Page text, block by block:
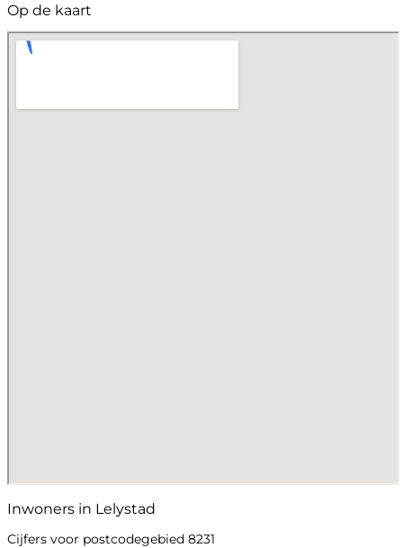
Op de kaart
Inwoners in Lelystad
Cijfers voor postcodegebied 8231